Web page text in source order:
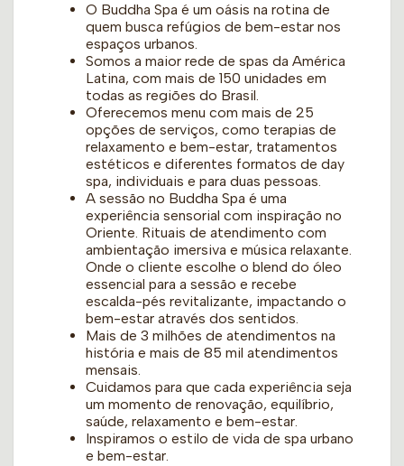
O Buddha Spa é um oásis na rotina de
quem busca refúgios de bem-estar nos
espaços urbanos.
Somos a maior rede de spas da América
Latina, com mais de 150 unidades em
todas as regiões do Brasil.
Oferecemos menu com mais de 25
opções de serviços, como terapias de
relaxamento e bem-estar, tratamentos
estéticos e diferentes formatos de day
spa, individuais e para duas pessoas.
A sessão no Buddha Spa é uma
experiência sensorial com inspiração no
Oriente. Rituais de atendimento com
ambientação imersiva e música relaxante.
Onde o cliente escolhe o blend do óleo
essencial para a sessão e recebe
escalda-pés revitalizante, impactando o
bem-estar através dos sentidos.
Mais de 3 milhões de atendimentos na
história e mais de 85 mil atendimentos
mensais.
Cuidamos para que cada experiência seja
um momento de renovação, equilíbrio,
saúde, relaxamento e bem-estar.
Inspiramos o estilo de vida de spa urbano
e bem-estar.